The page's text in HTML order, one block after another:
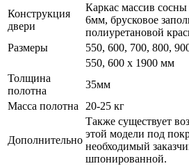
Конструкция
двери
Каркас массив
6мм, брусковое
полиуретановой
Размеры
550, 600, 700, 800,
550, 600 х 1900 мм
Толщина
полотна
35мм
Масса полотна
20-25 кг
Дополнительно
Также существует
этой модели под
необходимый
шпонированной.